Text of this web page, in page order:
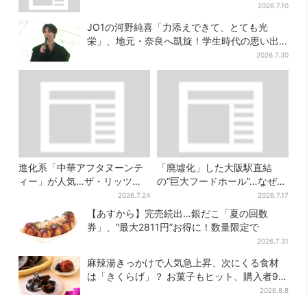
2026.7.10
JO1の河野純喜「力添えできて、とても光
栄」、地元・奈良へ凱旋！学生時代の思い出
2026.7.30
進化系「中華アフタヌーンテ
ィー」が人気…ザ・リッツ・
カールトン大阪でも、8月末ま
2026.7.24
「廃墟化」した大阪駅直結
の“巨大フードホール”…なぜ？
実は、梅田ランチ＆カフェの
穴場だった
2026.7.17
【あすから】完売続出…銀だこ「夏の回数
券」、“最大2811円”お得に！数量限定で
2026.7.31
麻辣湯きっかけで人気急上昇、次にくる食材
は「きくらげ」？ お菓子もヒット、購入者9割
2026.8.8